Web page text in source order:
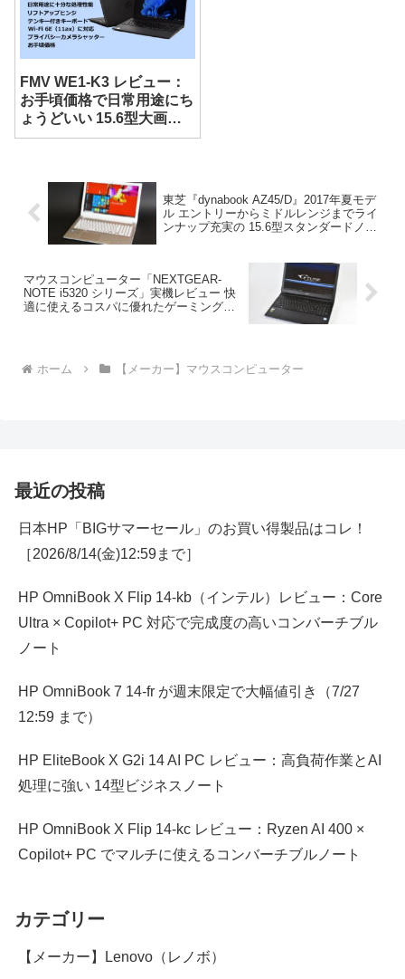
FMV WE1-K3 レビュー：
お手頃価格で日常用途にち
ょうどいい 15.6型大画面
ノート
東芝『dynabook AZ45/D』2017年夏モデ
ル エントリーからミドルレンジまでライ
ンナップ充実の 15.6型スタンダードノー
マウスコンピューター「NEXTGEAR-
NOTE i5320 シリーズ」実機レビュー 快
適に使えるコスパに優れたゲーミングノ
ホーム 【メーカー】マウスコンピューター
最近の投稿
日本HP「BIGサマーセール」のお買い得製品はコレ！
［2026/8/14(金)12:59まで］
HP OmniBook X Flip 14-kb（インテル）レビュー：Core
Ultra × Copilot+ PC 対応で完成度の高いコンバーチブル
ノート
HP OmniBook 7 14-fr が週末限定で大幅値引き（7/27
12:59 まで）
HP EliteBook X G2i 14 AI PC レビュー：高負荷作業とAI
処理に強い 14型ビジネスノート
HP OmniBook X Flip 14-kc レビュー：Ryzen AI 400 ×
Copilot+ PC でマルチに使えるコンバーチブルノート
カテゴリー
【メーカー】Lenovo（レノボ）